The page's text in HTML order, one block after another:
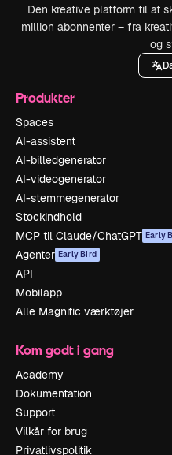
Den kreative platform til at
million abonnenter – fra
og
Produkter
Spaces
AI-assistent
AI-billedgenerator
AI-videogenerator
AI-stemmegenerator
Stockindhold
MCP til Claude/ChatGPT Early
Agenter Early Bird
API
Mobilapp
Alle Magnific værktøjer
Kom godt i gang
Academy
Dokumentation
Support
Vilkår for brug
Privatlivspolitik